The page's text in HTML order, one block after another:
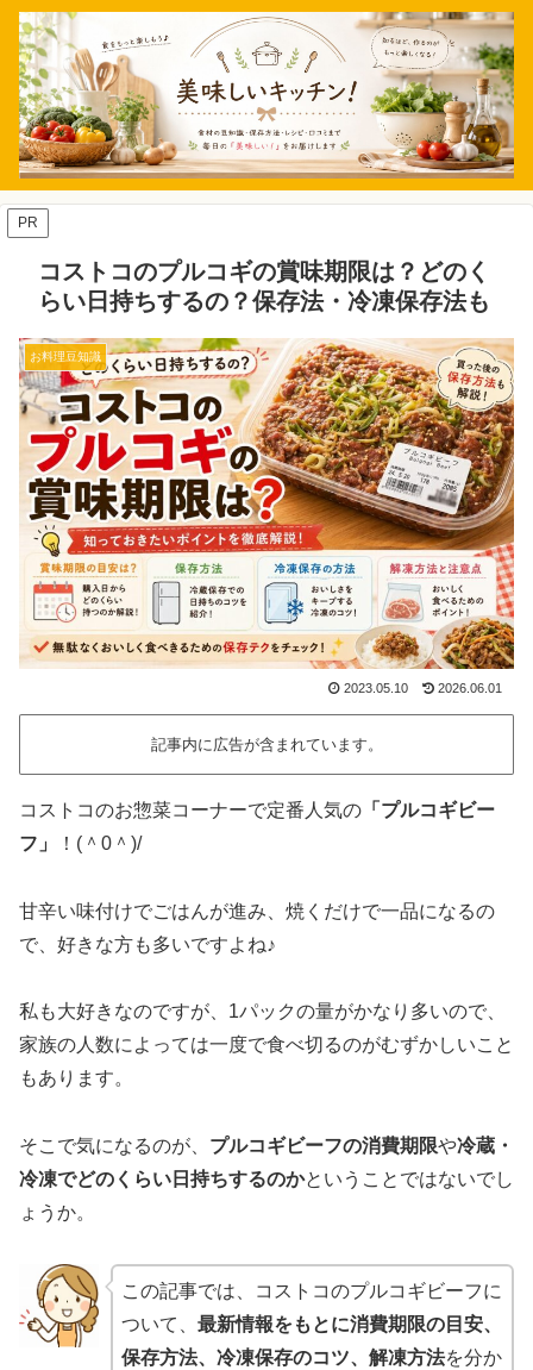
PR
コストコのプルコギの賞味期限は？どのく
らい日持ちするの？保存法・冷凍保存法も
お料理豆知識
2023.05.10 2026.06.01
記事内に広告が含まれています。
コストコのお惣菜コーナーで定番人気の 「プルコギビー
フ」
！(＾0＾)/
甘辛い味付けでごはんが進み、焼くだけで一品になるの
で、好きな方も多いですよね♪
私も大好きなのですが、1パックの量がかなり多いので、
家族の人数によっては一度で食べ切るのがむずかしいこと
もあります。
そこで気になるのが、 プルコギビーフの消費期限や冷蔵・
冷凍でどのくらい日持ちするのかということではないでし
ょうか。
この記事では、コストコのプルコギビーフに
ついて、 最新情報をもとに消費期限の目安、
保存方法、冷凍保存のコツ、解凍方法を分か